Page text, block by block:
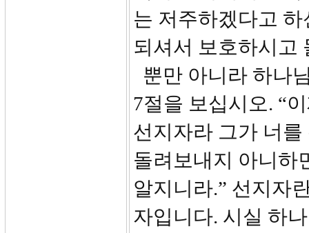
는 저주하겠다고
되셔서 보호하시고
뿐만 아니라 하나
7절을 보십시오. “
선지자라 그가 너
돌려보내지 아니하
알지니라.” 선지자
자입니다. 시실 하